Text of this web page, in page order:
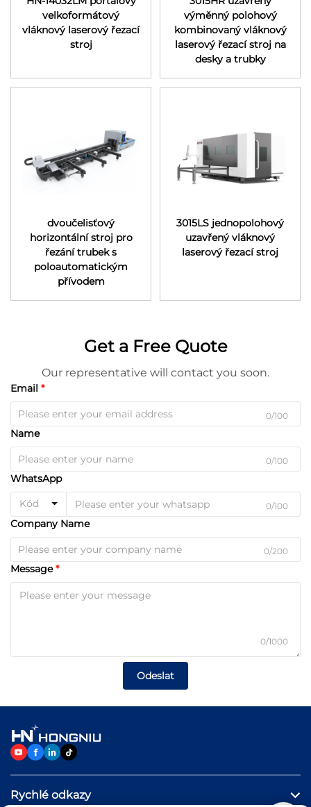
velkoformátový
vláknový laserový řezací
stroj
výměnný polohový
kombinovaný vláknový
laserový řezací stroj na
desky a trubky
dvoučelisťový
horizontální stroj pro
řezání trubek s
poloautomatickým
přívodem
3015LS jednopolohový
uzavřený vláknový
laserový řezací stroj
Get a Free Quote
Our representative will contact you soon.
Email
0/100
Name
0/100
WhatsApp
Kód 0/100
Company Name
0/200
Message
0/1000
Odeslat
Rychlé odkazy